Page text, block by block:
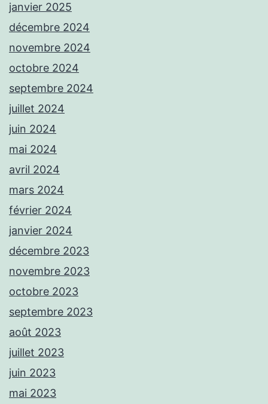
janvier 2025
décembre 2024
novembre 2024
octobre 2024
septembre 2024
juillet 2024
juin 2024
mai 2024
avril 2024
mars 2024
février 2024
janvier 2024
décembre 2023
novembre 2023
octobre 2023
septembre 2023
août 2023
juillet 2023
juin 2023
mai 2023